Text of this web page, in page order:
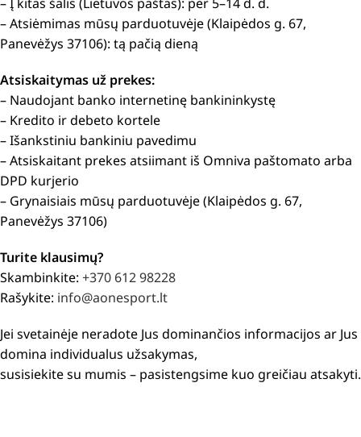
– Atsiėmimas mūsų parduotuvėje (Klaipėdos g. 67,
Panevėžys 37106): tą pačią dieną
Atsiskaitymas už prekes:
– Naudojant banko internetinę bankininkystę
– Kredito ir debeto kortele
– Išankstiniu bankiniu pavedimu
– Atsiskaitant prekes atsiimant iš Omniva paštomato arba
DPD kurjerio
– Grynaisiais mūsų parduotuvėje (Klaipėdos g. 67,
Panevėžys 37106)
Turite klausimų?
Skambinkite: +370 612 98228
Rašykite: info@aonesport.lt
Jei svetainėje neradote Jus dominančios informacijos ar Jus
domina individualus užsakymas,
susisiekite su mumis – pasistengsime kuo greičiau atsakyti.